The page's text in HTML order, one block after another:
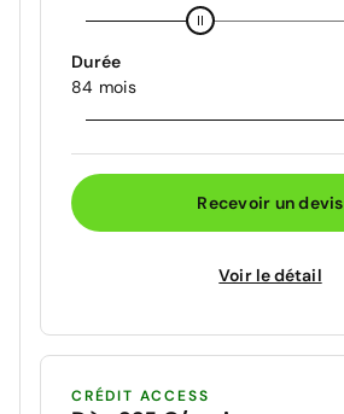
Durée
84 mois
Recevoir un devis
Voir le détail
CRÉDIT ACCESS